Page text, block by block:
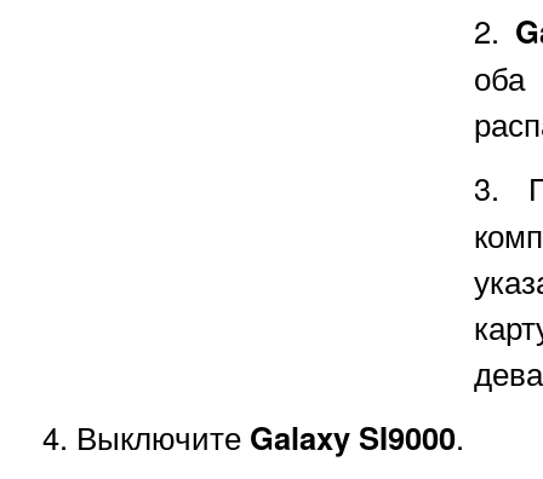
2.
3.
4. Выключите Galaxy SI9000.